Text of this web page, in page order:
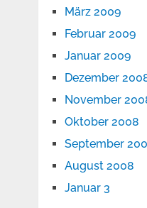
März 2009
Februar 2009
Januar 2009
Dezember
November
Oktober 2008
September
August 2008
Januar 3